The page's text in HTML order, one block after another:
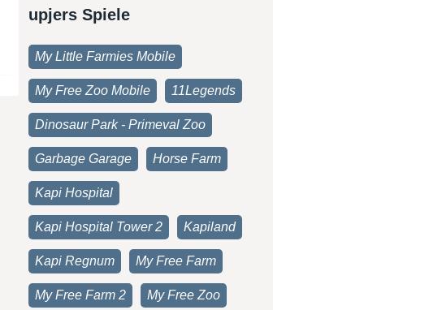
upjers Spiele
My Little Farmies Mobile
My Free Zoo Mobile 11Legends
Dinosaur Park - Primeval Zoo
Garbage Garage Horse Farm
Kapi Hospital
Kapi Hospital Tower 2 Kapiland
Kapi Regnum My Free Farm
My Free Farm 2 My Free Zoo